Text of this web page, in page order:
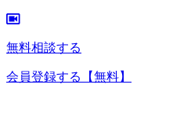
無料相談する
会員登録する 【無料】